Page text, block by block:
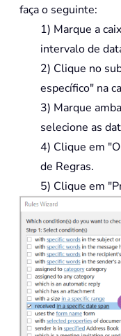
faça o seguinte:
1) Marque a
intervalo de
2) Clique no
específico" na
3) Marque
selecione as
4) Clique em
de Regras.
5) Clique em